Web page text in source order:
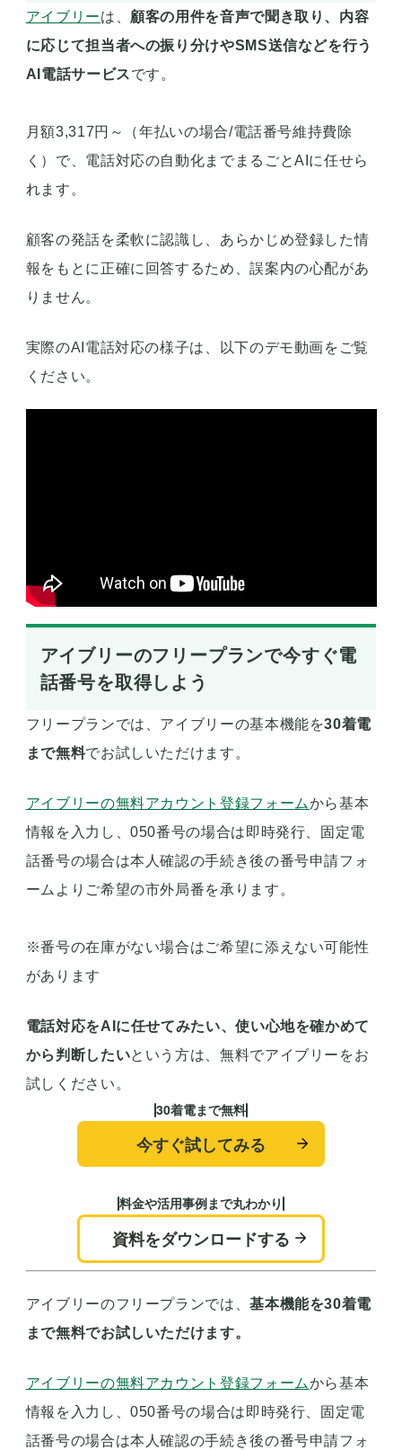
アイブリーは、 顧客の用件を音声で聞き取り、内容
に応じて担当者への振り分けやSMS送信などを行う
AI電話サービスです。
月額3,317円～（年払いの場合/電話番号維持費除
く）で、電話対応の自動化までまるごとAIに任せら
れます。
顧客の発話を柔軟に認識し、あらかじめ登録した情
報をもとに正確に回答するため、誤案内の心配があ
りません。
実際のAI電話対応の様子は、以下のデモ動画をご覧
ください。
アイブリーのフリープランで今すぐ電
話番号を取得しよう
フリープランでは、アイブリーの基本機能を30着電
まで無料でお試しいただけます。
アイブリーの無料アカウント登録フォームから基本
情報を入力し、050番号の場合は即時発行、固定電
話番号の場合は本人確認の手続き後の番号申請フォ
ームよりご希望の市外局番を承ります。
※番号の在庫がない場合はご希望に添えない可能性
があります
電話対応をAIに任せてみたい、使い心地を確かめて
から判断したいという方は、無料でアイブリーをお
試しください。
30着電まで無料
今すぐ試してみる
料金や活用事例まで丸わかり
資料をダウンロードする
アイブリーのフリープランでは、基本機能を30着電
まで無料でお試しいただけます。
アイブリーの無料アカウント登録フォームから基本
情報を入力し、050番号の場合は即時発行、固定電
話番号の場合は本人確認の手続き後の番号申請フォ